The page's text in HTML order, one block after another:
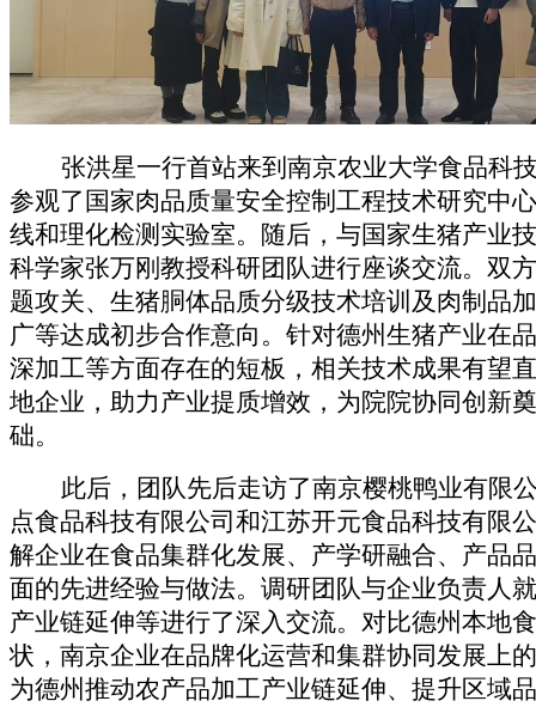
张洪星一行首站来到南京农业大学食品科
参观了国家肉品质量安全控制工程技术研究中
线和理化检测实验室。随后，与国家生猪产业
科学家张万刚教授科研团队进行座谈交流。双
题攻关、生猪胴体品质分级技术培训及肉制品
广等达成初步合作意向。针对德州生猪产业在
深加工等方面存在的短板，相关技术成果有望
地企业，助力产业提质增效，为院院协同创新
础。
此后，团队先后走访了南京樱桃鸭业有限
点食品科技有限公司和江苏开元食品科技有限
解企业在食品集群化发展、产学研融合、产品
面的先进经验与做法。调研团队与企业负责人
产业链延伸等进行了深入交流。对比德州本地
状，南京企业在品牌化运营和集群协同发展上
为德州推动农产品加工产业链延伸、提升区域